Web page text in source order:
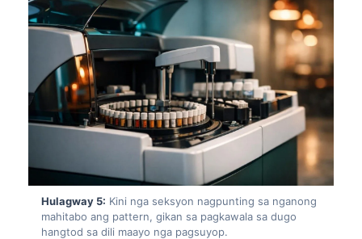
Hulagway 5: Kini nga seksyon nagpunting sa nganong
mahitabo ang pattern, gikan sa pagkawala sa dugo
hangtod sa dili maayo nga pagsuyop.